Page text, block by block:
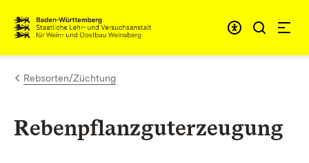
Zum Inhalt springen
Link zur Startseite
Rebsorten/Züchtung
Rebenpflanzguterzeugung